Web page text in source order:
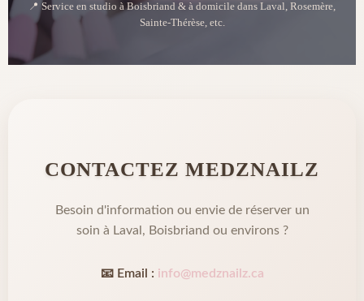
📍 Service en studio à Boisbriand & à domicile dans Laval, Rosemère,
Sainte-Thérèse, etc.
CONTACTEZ MEDZNAILZ
Besoin d'information ou envie de réserver un
soin à Laval, Boisbriand ou environs ?
📧 Email : info@medznailz.ca